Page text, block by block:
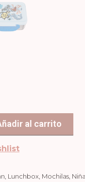
al carrito
Lunchbox Mochilas